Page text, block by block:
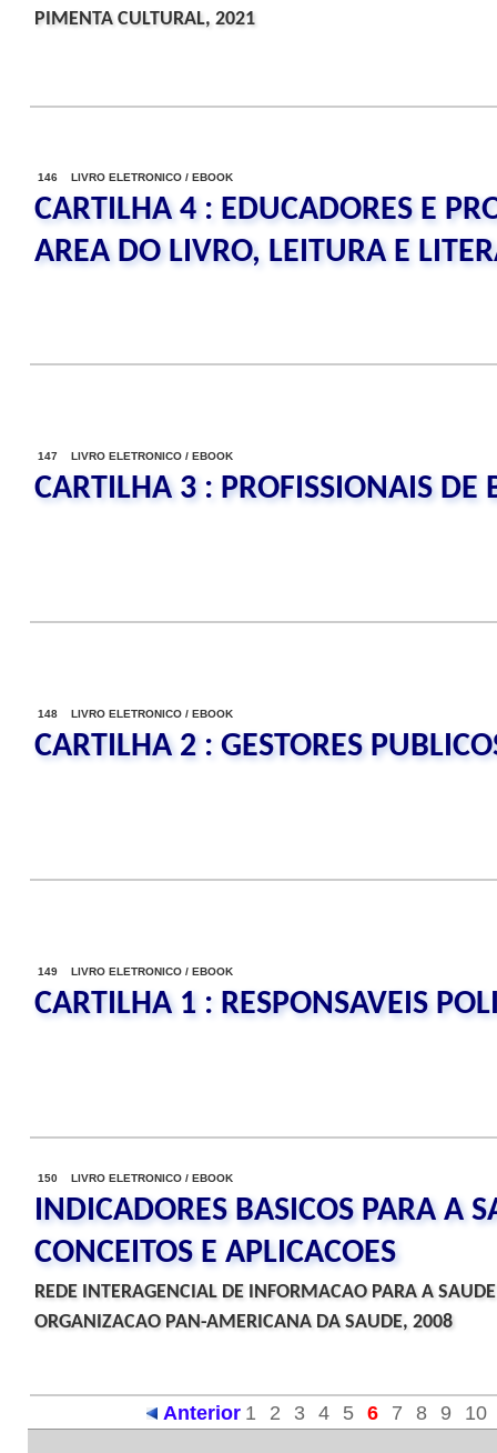
PIMENTA CULTURAL, 2021
146 LIVRO ELETRONICO / EBOOK
CARTILHA 4 : EDUCADORES E
AREA DO LIVRO, LEITURA E
147 LIVRO ELETRONICO / EBOOK
CARTILHA 3 : PROFISSIONAIS DE
148 LIVRO ELETRONICO / EBOOK
CARTILHA 2 : GESTORES
149 LIVRO ELETRONICO / EBOOK
CARTILHA 1 : RESPONSAVEIS
150 LIVRO ELETRONICO / EBOOK
INDICADORES BASICOS PARA A
CONCEITOS E APLICACOES
REDE INTERAGENCIAL DE INFORMACAO PARA A SAUDE
ORGANIZACAO PAN-AMERICANA DA SAUDE, 2008
Anterior 1 2 3 4 5 6 7 8 9 10